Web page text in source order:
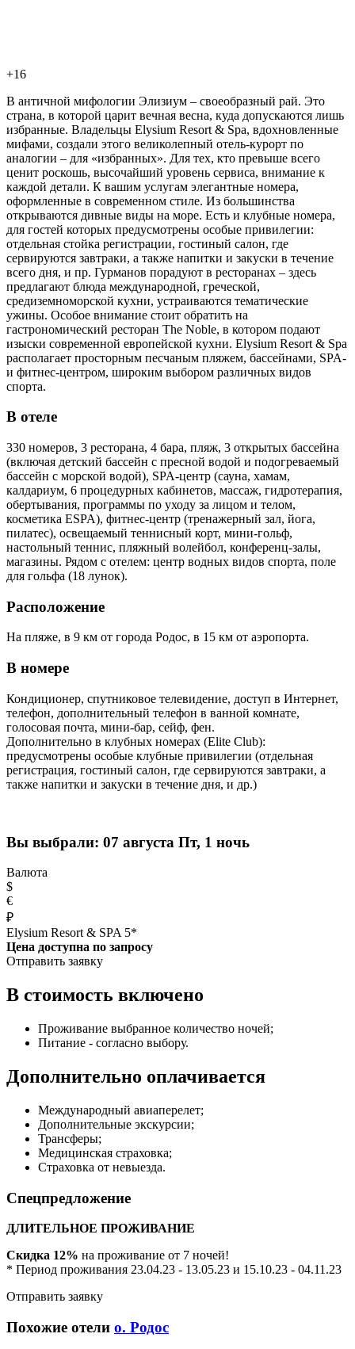
+16
В античной мифологии Элизиум – своеобразный рай. Это
страна, в которой царит вечная весна, куда допускаются лишь
избранные. Владельцы Elysium Resort & Spa, вдохновленные
мифами, создали этого великолепный отель-курорт по
аналогии – для «избранных». Для тех, кто превыше всего
ценит роскошь, высочайший уровень сервиса, внимание к
каждой детали. К вашим услугам элегантные номера,
оформленные в современном стиле. Из большинства
открываются дивные виды на море. Есть и клубные номера,
для гостей которых предусмотрены особые привилегии:
отдельная стойка регистрации, гостиный салон, где
сервируются завтраки, а также напитки и закуски в течение
всего дня, и пр. Гурманов порадуют в ресторанах – здесь
предлагают блюда международной, греческой,
средиземноморской кухни, устраиваются тематические
ужины. Особое внимание стоит обратить на
гастрономический ресторан The Noble, в котором подают
изыски современной европейской кухни. Elysium Resort & Spa
располагает просторным песчаным пляжем, бассейнами, SPA-
и фитнес-центром, широким выбором различных видов
спорта.
В отеле
330 номеров, 3 ресторана, 4 бара, пляж, 3 открытых бассейна
(включая детский бассейн с пресной водой и подогреваемый
бассейн с морской водой), SPA-центр (сауна, хамам,
калдариум, 6 процедурных кабинетов, массаж, гидротерапия,
обертывания, программы по уходу за лицом и телом,
косметика ESPA), фитнес-центр (тренажерный зал, йога,
пилатес), освещаемый теннисный корт, мини-гольф,
настольный теннис, пляжный волейбол, конференц-залы,
магазины. Рядом с отелем: центр водных видов спорта, поле
для гольфа (18 лунок).
Расположение
На пляже, в 9 км от города Родос, в 15 км от аэропорта.
В номере
Кондиционер, спутниковое телевидение, доступ в Интернет,
телефон, дополнительный телефон в ванной комнате,
голосовая почта, мини-бар, сейф, фен.
Дополнительно в клубных номерах (Elite Club):
предусмотрены особые клубные привилегии (отдельная
регистрация, гостиный салон, где сервируются завтраки, а
также напитки и закуски в течение дня, и др.)
Вы выбрали: 07 августа Пт, 1 ночь
Валюта
$
€
₽
Elysium Resort & SPA 5*
Цена доступна по запросу
Отправить заявку
В стоимость включено
Проживание выбранное количество ночей;
Питание - согласно выбору.
Дополнительно оплачивается
Международный авиаперелет;
Дополнительные экскурсии;
Трансферы;
Медицинская страховка;
Страховка от невыезда.
Спецпредложение
ДЛИТЕЛЬНОЕ ПРОЖИВАНИЕ
Скидка 12% на проживание от 7 ночей!
* Период проживания 23.04.23 - 13.05.23 и 15.10.23 - 04.11.23
Отправить заявку
Похожие отели о. Родос